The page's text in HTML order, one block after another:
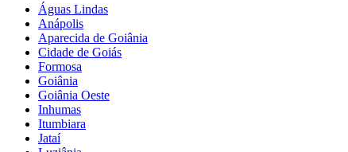
Águas Lindas
Anápolis
Aparecida de Goiânia
Cidade de Goiás
Formosa
Goiânia
Goiânia Oeste
Inhumas
Itumbiara
Jataí